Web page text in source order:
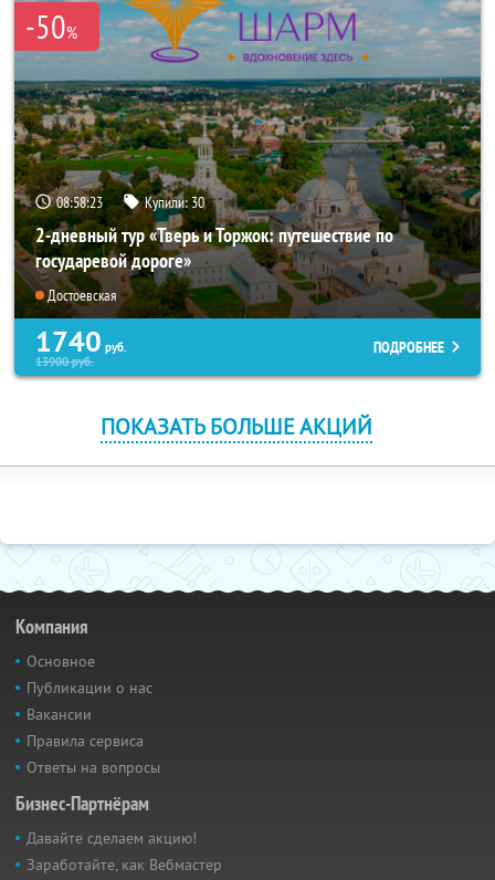
-50%
08:58:21 Купили:30
2-дневный тур «Тверь и Торжок: путешествие по
государевой дороге»
Достоевская
1740 руб.
13900руб.
ПОДРОБНЕЕ
ПОКАЗАТЬ БОЛЬШЕ АКЦИЙ
Компания
Основное
Публикации о нас
Вакансии
Правила сервиса
Ответы на вопросы
Бизнес-Партнёрам
Давайте сделаем акцию!
Заработайте, как Вебмастер